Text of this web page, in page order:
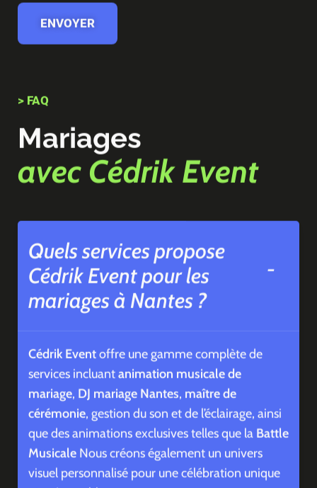
> FAQ
Mariages
avec Cédrik Event
Quels services propose
Cédrik Event pour les
mariages à Nantes ?
Cédrik Eventoffre une gamme complète de
services incluantanimation musicale de
mariage, DJ mariage Nantes, maître de
cérémonie, gestion du son et de l’éclairage, ainsi
que des animations exclusives telles que la Battle
Musicale Nous créons également un univers
visuel personnalisé pour une célébration unique